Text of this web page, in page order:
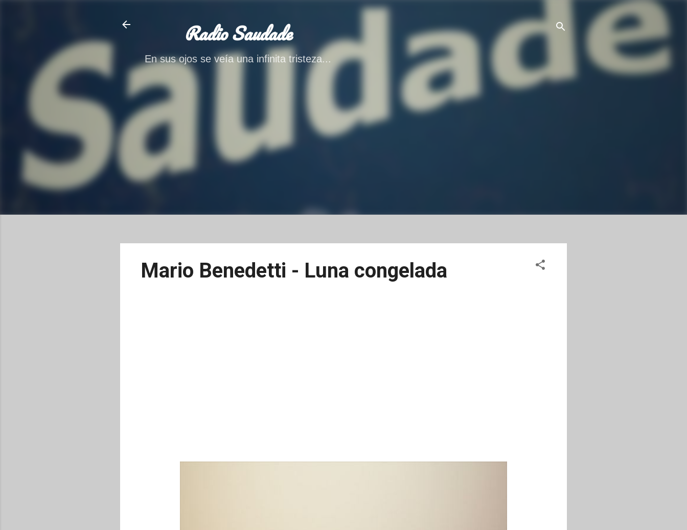
Ir al contenido principal
Radio Saudade
En sus ojos se veía una infinita tristeza...
Mario Benedetti - Luna congelada